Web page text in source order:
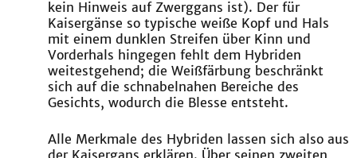
kein Hinweis auf Zwerggans ist). Der für
Kaisergänse so typische weiße Kopf und Hals
mit einem dunklen Streifen über Kinn und
Vorderhals hingegen fehlt dem Hybriden
weitestgehend; die Weißfärbung beschränkt
sich auf die schnabelnahen Bereiche des
Gesichts, wodurch die Blesse entsteht.
Alle Merkmale des Hybriden lassen sich also aus